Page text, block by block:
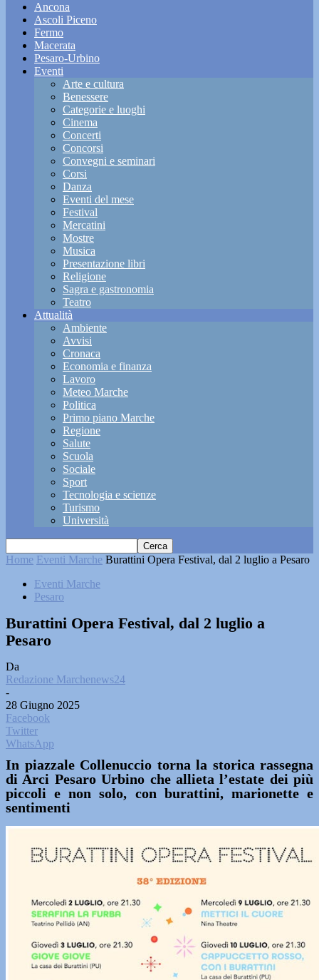
Ancona
Ascoli Piceno
Fermo
Macerata
Pesaro-Urbino
Eventi
Arte e cultura
Benessere
Categorie e luoghi
Cinema
Concerti
Concorsi
Convegni e seminari
Corsi
Danza
Eventi del mese
Festival
Mercatini
Mostre
Musica
Presentazione libri
Religione
Sagra e gastronomia
Teatro
Attualità
Ambiente
Avvisi
Cronaca
Economia e finanza
Lavoro
Meteo Marche
Politica
Primo piano Marche
Regione
Salute
Scuola
Sociale
Sport
Tecnologia e scienze
Turismo
Università
Home Eventi Marche Burattini Opera Festival, dal 2 luglio a Pesaro
Eventi Marche
Pesaro
Burattini Opera Festival, dal 2 luglio a
Pesaro
Da
Redazione Marchenews24
-
28 Giugno 2025
Facebook
Twitter
WhatsApp
In piazzale Collenuccio torna la storica rassegna
di Arci Pesaro Urbino che allieta l’estate dei più
piccoli e non solo, con burattini, marionette e
sentimenti